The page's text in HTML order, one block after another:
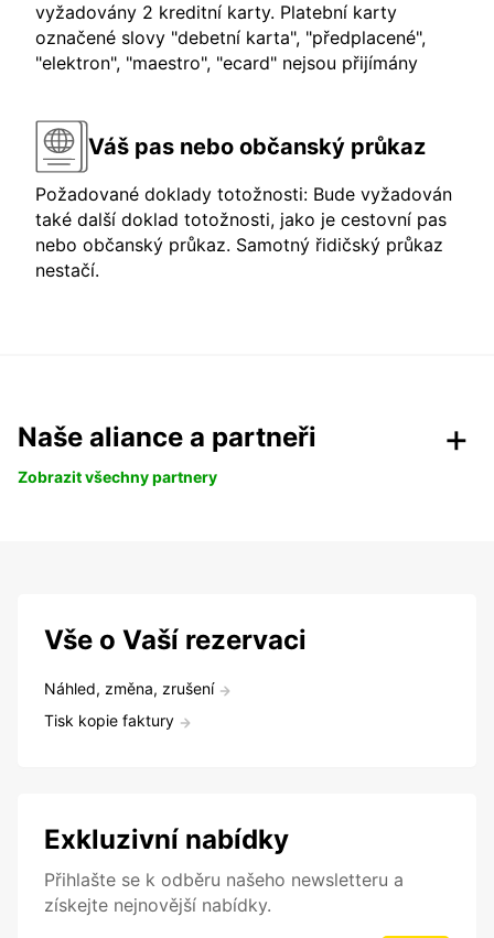
vyžadovány 2 kreditní karty. Platební karty
označené slovy "debetní karta", "předplacené",
"elektron", "maestro", "ecard" nejsou přijímány
Váš pas nebo občanský průkaz
Požadované doklady totožnosti: Bude vyžadován
také další doklad totožnosti, jako je cestovní pas
nebo občanský průkaz. Samotný řidičský průkaz
nestačí.
Naše aliance a partneři
Zobrazit všechny partnery
Vše o Vaší rezervaci
Náhled, změna, zrušení
Tisk kopie faktury
Exkluzivní nabídky
Přihlašte se k odběru našeho newsletteru a
získejte nejnovější nabídky.